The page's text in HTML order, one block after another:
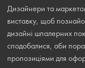
Дизайнери та
виставку, щоб
дизайні шпалерних
сподобалися, аби
пропозиціями для